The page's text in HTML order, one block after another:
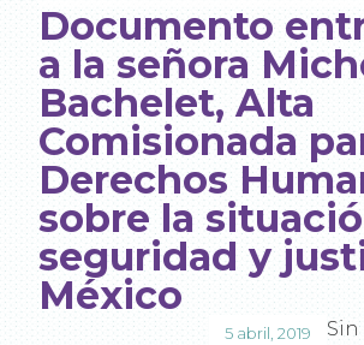
Documento
a la señora
Bachelet, Alta
Comisionada
Derechos
sobre la
seguridad y
México
5 abril, 2019